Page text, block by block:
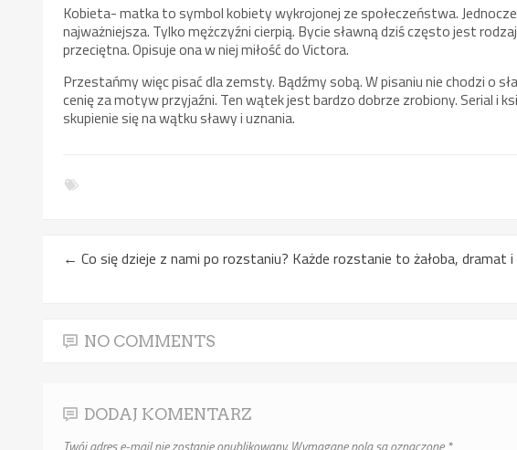
Kobieta- matka to symbol kobiety wykrojonej ze społeczeństwa.
najważniejsza. Tylko mężczyźni cierpią. Bycie sławną dziś często jest
przeciętna. Opisuje ona w niej miłość do Victora.
Przestańmy więc pisać dla zemsty. Bądźmy sobą. W pisaniu nie chodzi o
cenię za motyw przyjaźni. Ten wątek jest bardzo dobrze zrobiony. Serial i
skupienie się na wątku sławy i uznania.
← Co się dzieje z nami po rozstaniu? Każde rozstanie to żałoba, dramat
NO COMMENTS
DODAJ KOMENTARZ
Twój adres e-mail nie zostanie opublikowany. Wymagane pola są oznaczone*